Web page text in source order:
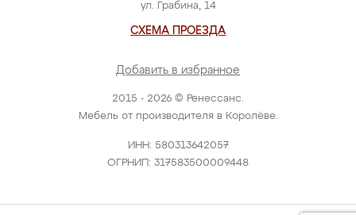
2015 - 2026 © Ренессанс.
Мебель от производителя в Королёве.
ИНН: 580313642057
ОГРНИП: 317583500009448
ул. Грабина, 14
СХЕМА ПРОЕЗДА
Добавить в избранное